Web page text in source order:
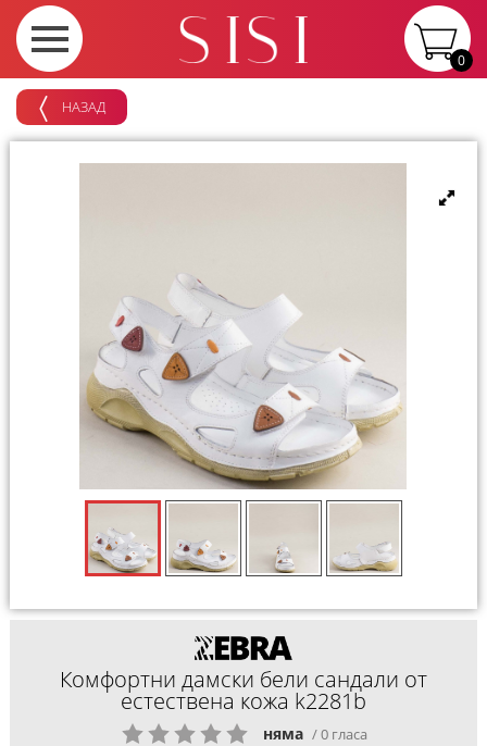
0
НАЗАД
Комфортни дамски бели сандали от
естествена кожа k2281b
няма / 0 гласа